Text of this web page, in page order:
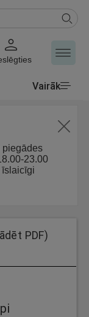
Vairāk
piegādes
23.00
īslaicīgi
PDF)